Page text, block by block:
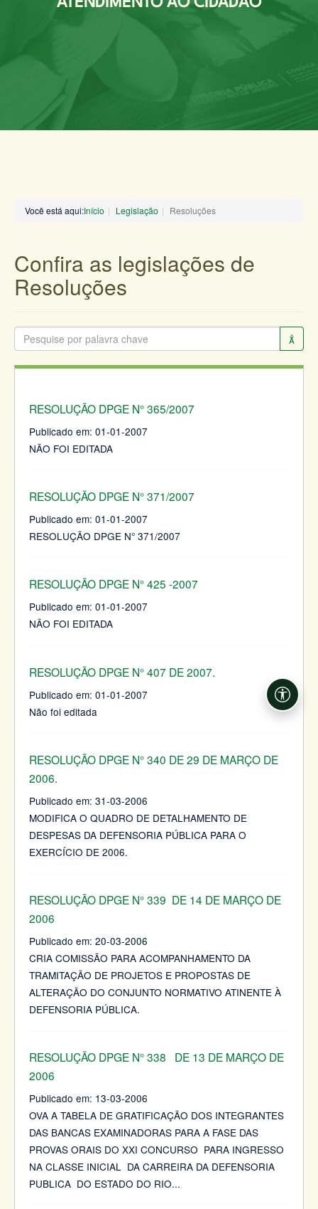
Você está aqui:Início Legislação Resoluções
Confira as legislações de
Resoluções
RESOLUÇÃO DPGE N° 365/2007
Publicado em: 01-01-2007
NÃO FOI EDITADA
RESOLUÇÃO DPGE N° 371/2007
Publicado em: 01-01-2007
RESOLUÇÃO DPGE N° 371/2007
RESOLUÇÃO DPGE N° 425 -2007
Publicado em: 01-01-2007
NÃO FOI EDITADA
RESOLUÇÃO DPGE N° 407 DE 2007.
Publicado em: 01-01-2007
Não foi editada
RESOLUÇÃO DPGE N° 340 DE 29 DE MARÇO DE
2006.
Publicado em: 31-03-2006
MODIFICA O QUADRO DE DETALHAMENTO DE
DESPESAS DA DEFENSORIA PÚBLICA PARA O
EXERCÍCIO DE 2006.
RESOLUÇÃO DPGE N° 339 DE 14 DE MARÇO DE
2006
Publicado em: 20-03-2006
CRIA COMISSÃO PARA ACOMPANHAMENTO DA
TRAMITAÇÃO DE PROJETOS E PROPOSTAS DE
ALTERAÇÃO DO CONJUNTO NORMATIVO ATINENTE À
DEFENSORIA PÚBLICA.
RESOLUÇÃO DPGE N° 338 DE 13 DE MARÇO DE
2006
Publicado em: 13-03-2006
OVA A TABELA DE GRATIFICAÇÃO DOS INTEGRANTES
DAS BANCAS EXAMINADORAS PARA A FASE DAS
PROVAS ORAIS DO XXI CONCURSO PARA INGRESSO
NA CLASSE INICIAL DA CARREIRA DA DEFENSORIA
PUBLICA DO ESTADO DO RIO...